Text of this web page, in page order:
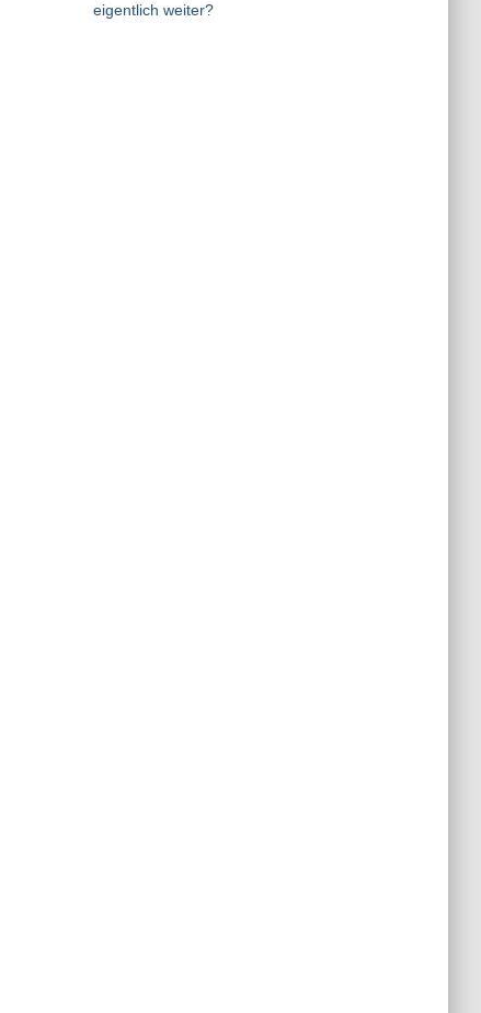
eigentlich weiter?